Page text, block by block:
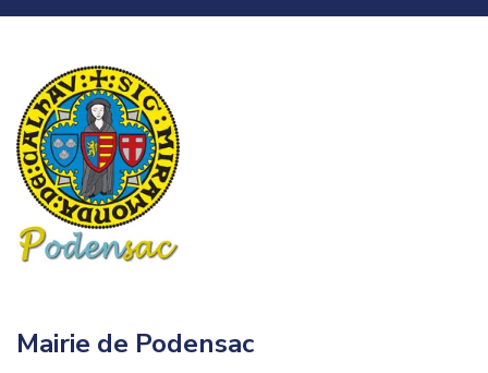
Mairie de Podensac